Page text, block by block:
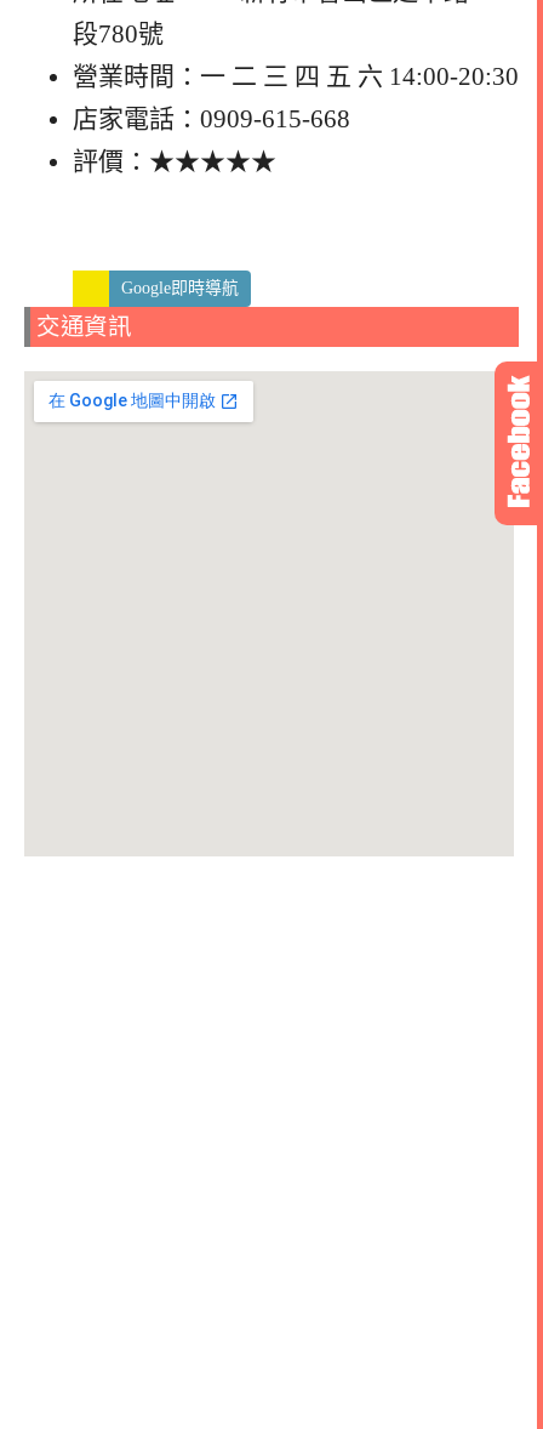
段780號
營業時間：一 二 三 四 五 六 14:00-20:30
店家電話：0909-615-668
評價：★★★★★
Google即時導航
交通資訊